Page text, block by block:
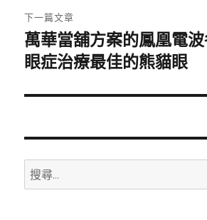
章:
下一篇文章
下
一
文
萬華當舖方案的鳳凰電
眼症治療最佳的熊貓眼
搜
尋